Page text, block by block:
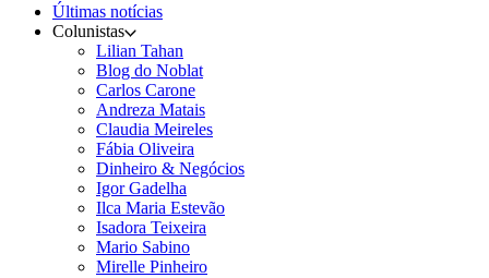
Últimas notícias
Colunistas
Lilian Tahan
Blog do Noblat
Carlos Carone
Andreza Matais
Claudia Meireles
Fábia Oliveira
Dinheiro & Negócios
Igor Gadelha
Ilca Maria Estevão
Isadora Teixeira
Mario Sabino
Mirelle Pinheiro